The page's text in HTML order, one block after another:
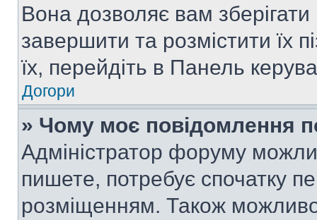
Вона дозволяє вам
завершити та розмістити їх
їх, перейдіть в Панель
Догори
» Чому моє повідомлення
Адміністратор форуму
пишете, потребує спочатку
розміщенням. Також